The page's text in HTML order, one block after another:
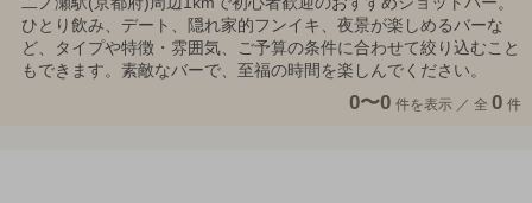
ひとり飲み、デート、隠れ家的フンイキ、夜景が楽しめるバーな
ど、タイプや特徴・雰囲気、ご予算の条件に合わせて絞り込むこと
もできます。素敵なバーで、至福の時間を楽しんでください。
0〜0 件を表示 ／ 全 0 件